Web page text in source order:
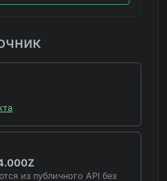
из публичного API без